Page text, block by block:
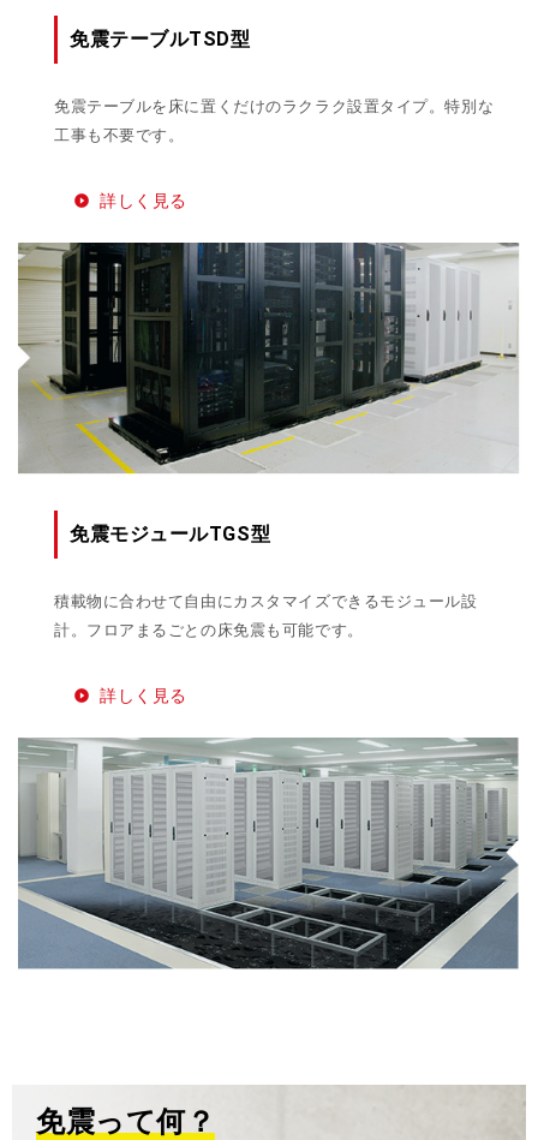
「文化財免震特設サイト」
免震テーブルTSD型
免震テーブルを床に置くだけのラクラク設置タイプ。特別な
工事も不要です。
play_circle_filled 詳しく見る
免震モジュールTGS型
積載物に合わせて自由にカスタマイズできるモジュール設
計。フロアまるごとの床免震も可能です。
play_circle_filled 詳しく見る
免震って何？